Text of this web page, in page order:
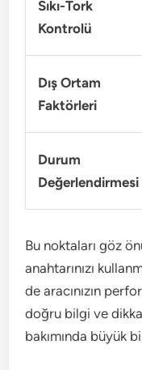
Sıkı-Tork
Kontrolü
Dış Ortam
Faktörleri
Durum
Değerlendirmesi
Bu noktaları göz
anahtarınızı
de aracınızın
doğru bilgi ve
bakımında büyük